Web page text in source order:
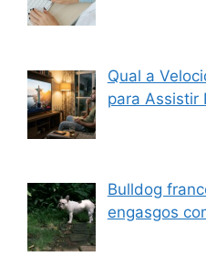
Qual a
para Assistir
Bulldog
engasgos